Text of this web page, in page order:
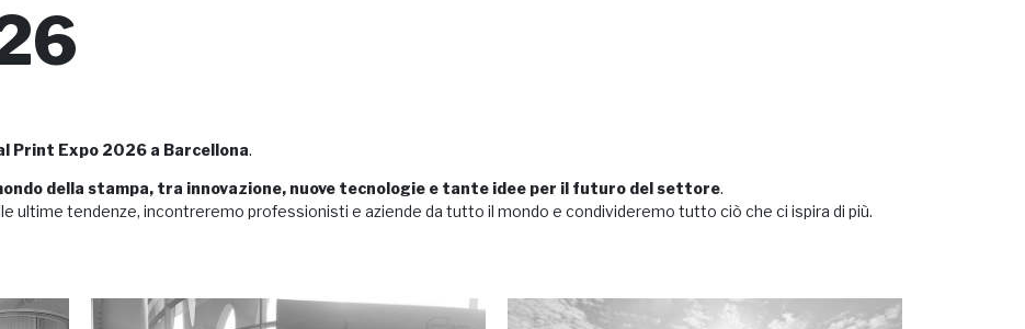
Print Expo 2026 a Barcellona.
della stampa, tra innovazione, nuove tecnologie e tante idee per il futuro del settore.
ultime tendenze, incontreremo professionisti e aziende da tutto il mondo e condivideremo tutto ciò che ci ispira di più.